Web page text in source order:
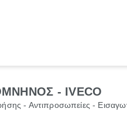
- IVECO
- Αντιπροσωπείες -